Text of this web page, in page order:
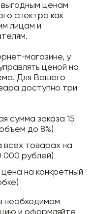
ценам
спектра как
лицам и
магазине, у
ценой на
Для Вашего
доступно три
сумма заказа 15
до 8%)
всех товарах на
000 рублей)
на конкретный
необходимом
и оформляйте